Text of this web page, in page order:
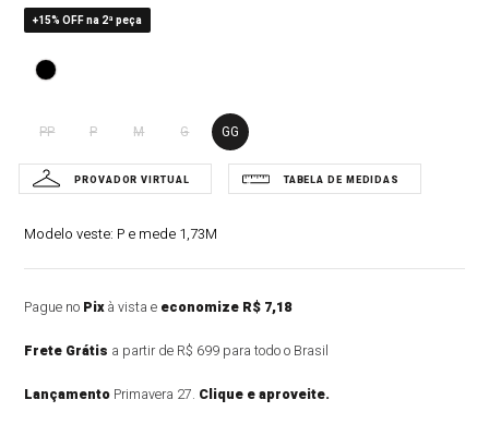
+15% OFF na 2ª peça
PP P M G GG
Modelo veste: P e mede 1,73M
Pague no Pixà vista e economize R$ 7,18
Frete Grátis a partir de R$ 699 para todo o Brasil
Lançamento Primavera 27. Clique e aproveite.